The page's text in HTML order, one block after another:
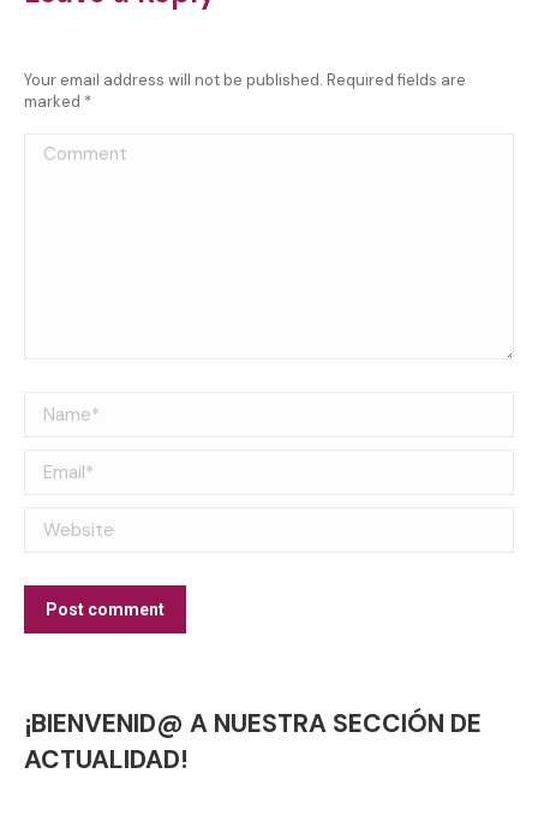
Your email address will not be published. Required fields are
marked *
Comment
Name *
Email *
Website
Post comment
¡BIENVENID@ A NUESTRA SECCIÓN DE
ACTUALIDAD!